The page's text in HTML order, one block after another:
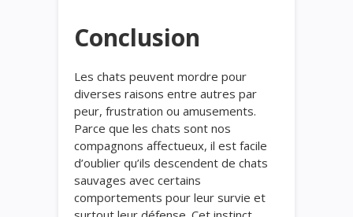
Conclusion
Les chats peuvent mordre pour
diverses raisons entre autres par
peur, frustration ou amusements.
Parce que les chats sont nos
compagnons affectueux, il est facile
d’oublier qu’ils descendent de chats
sauvages avec certains
comportements pour leur survie et